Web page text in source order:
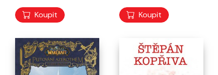
Koupit Koupit